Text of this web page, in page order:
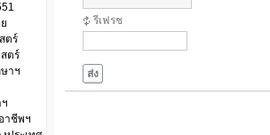
ตร์
ตร์
าฯ
าชีพฯ
รีเฟรช
ส่ง